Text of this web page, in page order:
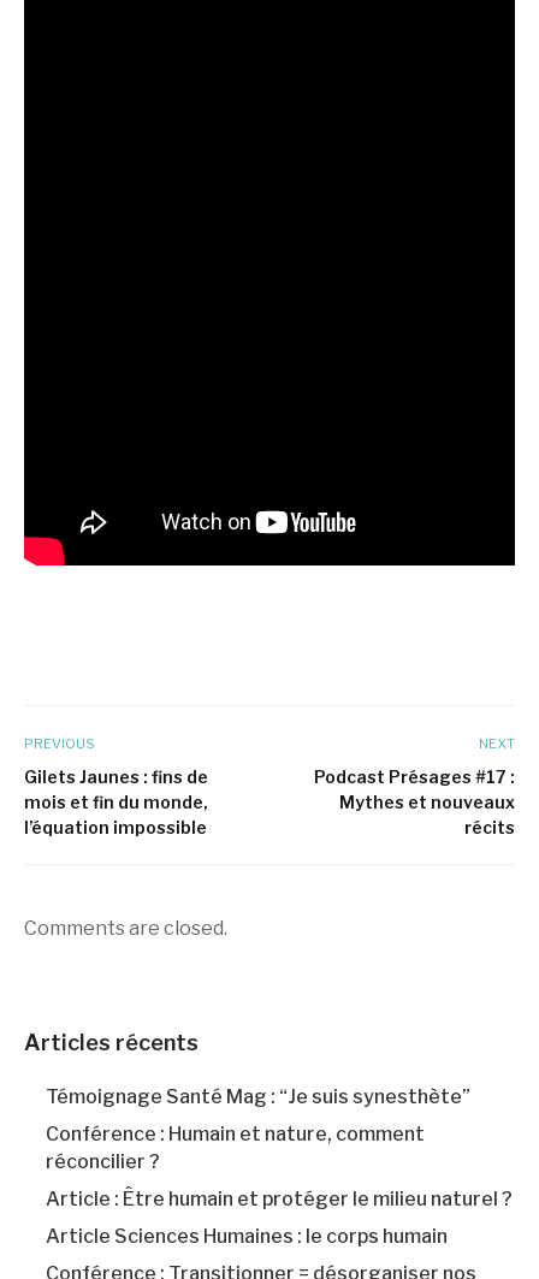
PREVIOUS
Gilets Jaunes : fins de
mois et fin du monde,
l’équation impossible
NEXT
Podcast Présages #17 :
Mythes et nouveaux
récits
Comments are closed.
Articles récents
Témoignage Santé Mag : “Je suis synesthète”
Conférence : Humain et nature, comment
réconcilier ?
Article : Être humain et protéger le milieu naturel ?
Article Sciences Humaines : le corps humain
Conférence : Transitionner = désorganiser nos